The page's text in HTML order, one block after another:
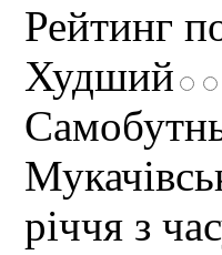
Рейтинг
Худший
річчя з